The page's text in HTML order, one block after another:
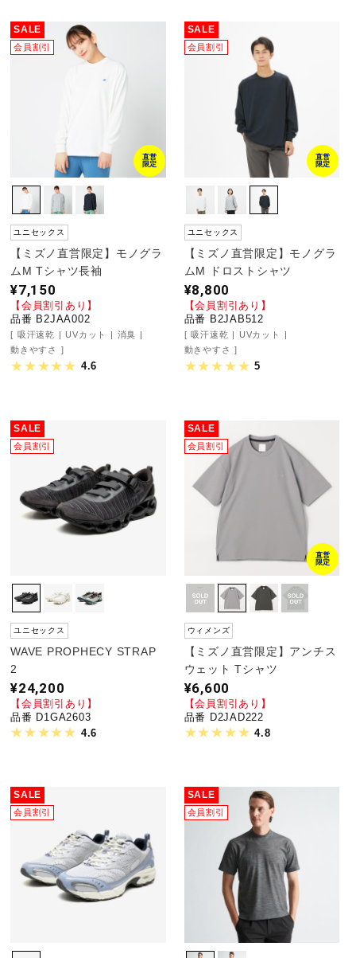
メディカル
コラボ／ライセンス
セール
その他
サポート
直営店一覧
取扱店一覧
SALE
会員割引
直営
限定
ユニセックス
【ミズノ直営限定】モノグラ
ムM Tシャツ長袖
¥7,150
【会員割引あり】
品番 B2JAA002
吸汗速乾 UVカット
消臭
動きやすさ
4.6
SALE
会員割引
直営
限定
ユニセックス
【ミズノ直営限定】モノグラ
ムM ドロストシャツ
¥8,800
【会員割引あり】
品番 B2JAB512
吸汗速乾
UVカット
動きやすさ
5
SALE
会員割引
ユニセックス
WAVE PROPHECY STRAP
2
¥24,200
【会員割引あり】
品番 D1GA2603
4.6
SALE
会員割引
直営
限定
ウィメンズ
【ミズノ直営限定】アンチス
ウェット Tシャツ
¥6,600
【会員割引あり】
品番 D2JAD222
4.8
SALE
会員割引
SALE
会員割引